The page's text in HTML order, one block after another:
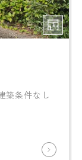
築条件なし